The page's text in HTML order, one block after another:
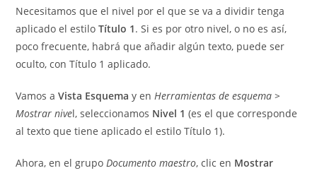
Necesitamos que el nivel por el que se va a dividir tenga
aplicado el estiloTítulo 1. Si es por otro nivel, o no es así,
poco frecuente, habrá que añadir algún texto, puede ser
oculto, con Título 1 aplicado.
Vamos aVista Esquema y enHerramientas de esquema >
Mostrar nivel, seleccionamos Nivel 1 (es el que corresponde
al texto que tiene aplicado el estilo Título 1).
Ahora, en el grupoDocumento maestro, clic en Mostrar